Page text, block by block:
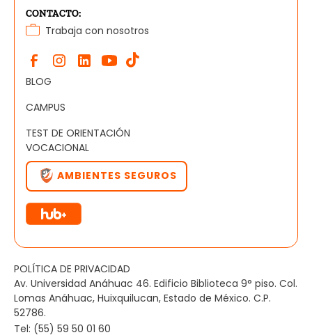
CONTACTO:
Trabaja con nosotros
BLOG
CAMPUS
TEST DE ORIENTACIÓN
VOCACIONAL
AMBIENTES SEGUROS
Av. Universidad Anáhuac 46. Edificio Biblioteca 9° piso. Col.
Lomas Anáhuac, Huixquilucan, Estado de México. C.P.
52786.
Tel: (55) 59 50 01 60
POLÍTICA DE PRIVACIDAD